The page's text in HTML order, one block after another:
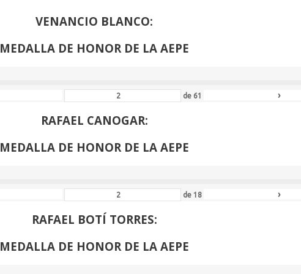
VENANCIO BLANCO:
MEDALLA DE HONOR DE LA AEPE
de 61 ›
RAFAEL CANOGAR:
MEDALLA DE HONOR DE LA AEPE
de 18 ›
RAFAEL BOTÍ TORRES:
MEDALLA DE HONOR DE LA AEPE